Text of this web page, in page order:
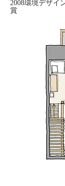
2008環境デザイ
賞